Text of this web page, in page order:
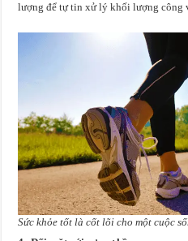
lượng để tự tin xử lý khối lượng công
Sức khỏe tốt là cốt lõi cho một cuộc